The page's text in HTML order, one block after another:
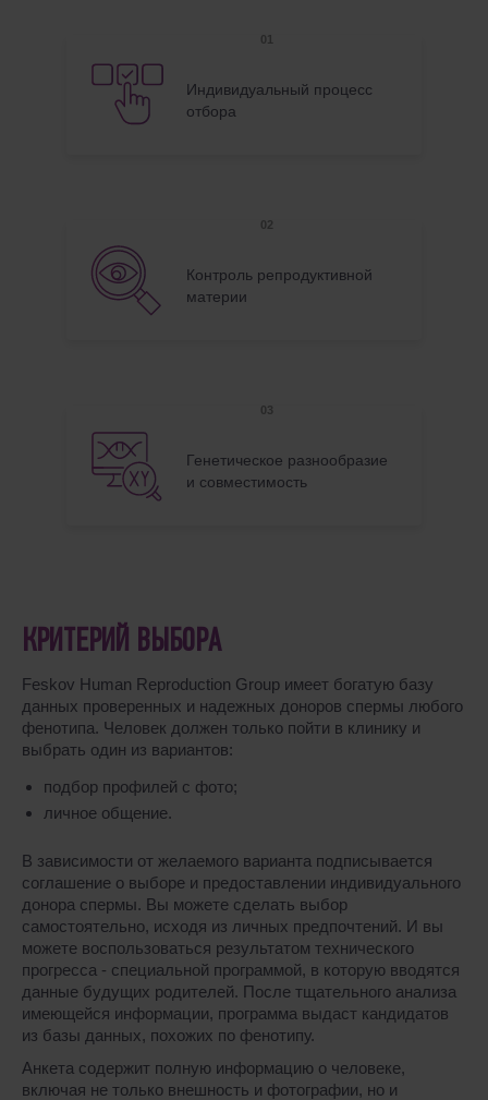
Индивидуальный процесс
отбора
Контроль репродуктивной
материи
Генетическое разнообразие
и совместимость
КРИТЕРИЙ ВЫБОРА
Feskov Human Reproduction Group имеет богатую базу
данных проверенных и надежных доноров спермы любого
фенотипа. Человек должен только пойти в клинику и
выбрать один из вариантов:
подбор профилей с фото;
личное общение.
В зависимости от желаемого варианта подписывается
соглашение о выборе и предоставлении индивидуального
донора спермы. Вы можете сделать выбор
самостоятельно, исходя из личных предпочтений. И вы
можете воспользоваться результатом технического
прогресса - специальной программой, в которую вводятся
данные будущих родителей. После тщательного анализа
имеющейся информации, программа выдаст кандидатов
из базы данных, похожих по фенотипу.
Анкета содержит полную информацию о человеке,
включая не только внешность и фотографии, но и